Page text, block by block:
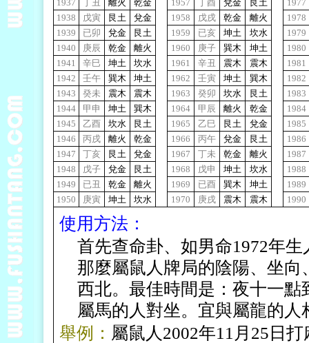
1937 丁丑 離火 乾金 1957 丁酉 兌金 艮土
1977
1938
戊寅 艮土 兌金 1958 戊戌 乾金 離火
1978
1939
已卯 兌金 艮土 1959 已亥 坤土 坎水
1979
1940
庚辰 乾金 離火 1960 庚子 巽木 坤土
1980
1941
辛巳 坤土 坎水 1961 辛丑 震木 震木
1981
1942
壬午 巽木 坤土 1962 壬寅 坤土 巽木
1982
1943
癸未 震木 震木 1963 癸卯 坎水 艮土
1983
1944
甲申 坤土 巽木 1964 甲辰 離火 乾金
1984
1945
乙酉 坎水 艮土 1965 乙巳 艮土 兌金
1985
1946
丙戌 離火 乾金 1966 丙午 兌金 艮土
1986
1947
丁亥 艮土 兌金 1967 丁未 乾金 離火
1987
1948
戊子 兌金 艮土 1968 戊申 坤土 坎水
1988
1949
已丑 乾金 離火 1969 已酉 巽木 坤土
1989
1950
庚寅 坤土 坎水 1970 庚戌 震木 震木 1990
使用方法：
首先查命卦、如男命1972年
那麼屬鼠人牌局的陰陽、坐
西北。最佳時間是：夜十一
屬馬的人對坐。宜與屬龍的人
舉例： 屬鼠人2002年11月25日